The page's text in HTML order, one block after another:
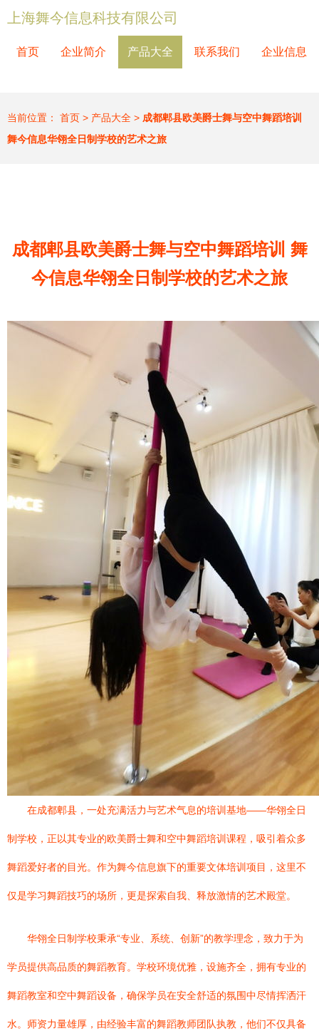
上海舞今信息科技有限公司
首页 企业简介 产品大全 联系我们 企业信息
当前位置： 首页 > 产品大全 > 成都郫县欧美爵士舞与空中舞蹈培训
舞今信息华翎全日制学校的艺术之旅
成都郫县欧美爵士舞与空中舞蹈培训 舞
今信息华翎全日制学校的艺术之旅
在成都郫县，一处充满活力与艺术气息的培训基地——华翎全日
制学校，正以其专业的欧美爵士舞和空中舞蹈培训课程，吸引着众多
舞蹈爱好者的目光。作为舞今信息旗下的重要文体培训项目，这里不
仅是学习舞蹈技巧的场所，更是探索自我、释放激情的艺术殿堂。
华翎全日制学校秉承“专业、系统、创新”的教学理念，致力于为
学员提供高品质的舞蹈教育。学校环境优雅，设施齐全，拥有专业的
舞蹈教室和空中舞蹈设备，确保学员在安全舒适的氛围中尽情挥洒汗
水。师资力量雄厚，由经验丰富的舞蹈教师团队执教，他们不仅具备